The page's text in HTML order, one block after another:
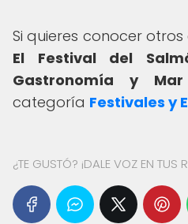
Si quieres conocer
El Festival del
Gastronomía y Mar
categoría Festivales y
¿TE GUSTÓ? ¡DALE VOZ EN TUS